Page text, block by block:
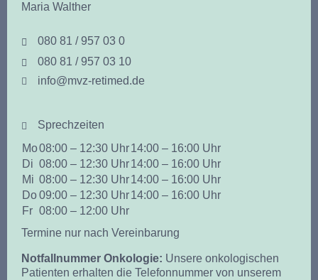
Maria Walther
080 81 / 957 03 0
080 81 / 957 03 10
info@mvz-retimed.de
Sprechzeiten
Mo08:00 – 12:30 Uhr14:00 – 16:00 Uhr
Di 08:00 – 12:30 Uhr14:00 – 16:00 Uhr
Mi 08:00 – 12:30 Uhr14:00 – 16:00 Uhr
Do09:00 – 12:30 Uhr14:00 – 16:00 Uhr
Fr 08:00 – 12:00 Uhr
Termine nur nach Vereinbarung
Notfallnummer Onkologie: Unsere onkologischen
Patienten erhalten die Telefonnummer von unserem